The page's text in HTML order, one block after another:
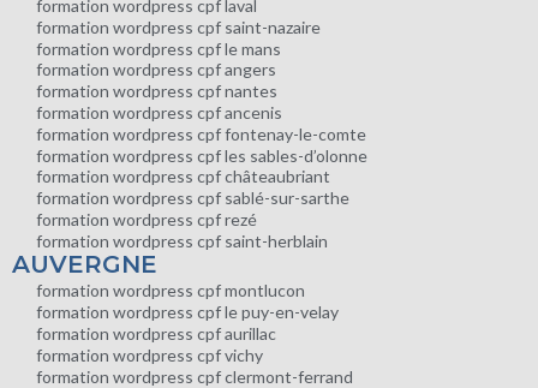
formation wordpress cpf laval
formation wordpress cpf saint-nazaire
formation wordpress cpf le mans
formation wordpress cpf angers
formation wordpress cpf nantes
formation wordpress cpf ancenis
formation wordpress cpf fontenay-le-comte
formation wordpress cpf les sables-d’olonne
formation wordpress cpf châteaubriant
formation wordpress cpf sablé-sur-sarthe
formation wordpress cpf rezé
formation wordpress cpf saint-herblain
AUVERGNE
formation wordpress cpf montlucon
formation wordpress cpf le puy-en-velay
formation wordpress cpf aurillac
formation wordpress cpf vichy
formation wordpress cpf clermont-ferrand